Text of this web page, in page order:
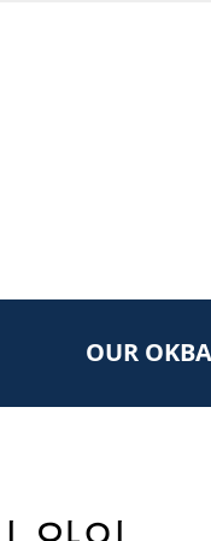
OUR OKBA